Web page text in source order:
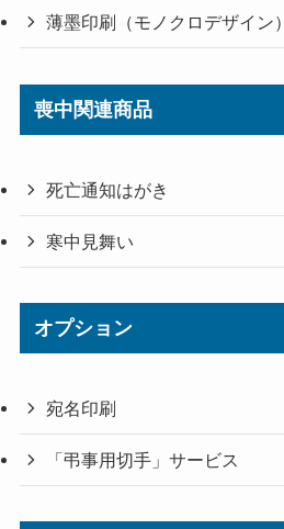
薄墨印刷（モノクロデザイン）
喪中関連商品
死亡通知はがき
寒中見舞い
オプション
宛名印刷
「弔事用切手」サービス